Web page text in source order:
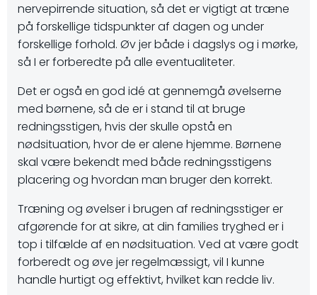
nervepirrende situation, så det er vigtigt at træne
på forskellige tidspunkter af dagen og under
forskellige forhold. Øv jer både i dagslys og i mørke,
så I er forberedte på alle eventualiteter.
Det er også en god idé at gennemgå øvelserne
med børnene, så de er i stand til at bruge
redningsstigen, hvis der skulle opstå en
nødsituation, hvor de er alene hjemme. Børnene
skal være bekendt med både redningsstigens
placering og hvordan man bruger den korrekt.
Træning og øvelser i brugen af redningsstiger er
afgørende for at sikre, at din families tryghed er i
top i tilfælde af en nødsituation. Ved at være godt
forberedt og øve jer regelmæssigt, vil I kunne
handle hurtigt og effektivt, hvilket kan redde liv.